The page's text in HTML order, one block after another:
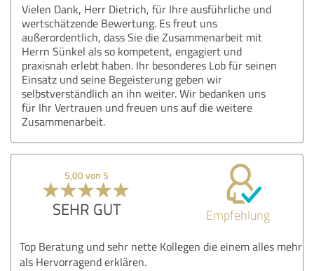
Vielen Dank, Herr Dietrich, für Ihre ausführliche und
wertschätzende Bewertung. Es freut uns
außerordentlich, dass Sie die Zusammenarbeit mit
Herrn Sünkel als so kompetent, engagiert und
praxisnah erlebt haben. Ihr besonderes Lob für seinen
Einsatz und seine Begeisterung geben wir
selbstverständlich an ihn weiter. Wir bedanken uns
für Ihr Vertrauen und freuen uns auf die weitere
Zusammenarbeit.
5,00 von 5
SEHR GUT Empfehlung
Top Beratung und sehr nette Kollegen die einem alles mehr
als Hervorragend erklären.